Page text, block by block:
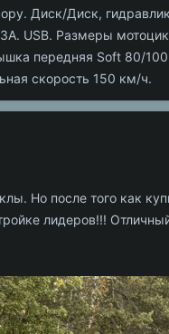
Диск/Диск,
USB. Размеры
передняя Soft 80/
скорость 150 км/ч.
Но после того как
лидеров!!!